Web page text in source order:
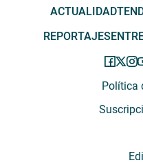
ACTUALIDAD
REPORTAJES
Política